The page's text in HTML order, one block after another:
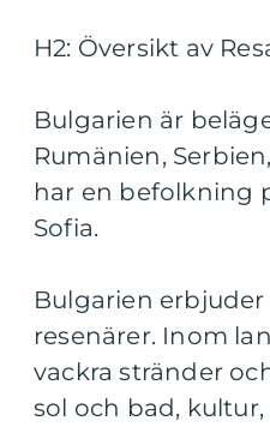
H2: Översikt av
Bulgarien är
Rumänien,
har en befolkning
Sofia.
Bulgarien
resenärer. Inom
vackra stränder
sol och bad,